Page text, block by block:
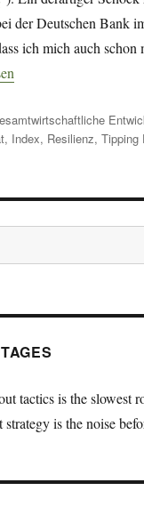
der Deutschen Bank
ich mich auch
, Index, Resilienz,Tipping
tactics is the slowest
is the noise